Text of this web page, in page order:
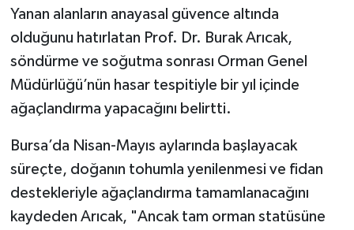
Yanan alanların anayasal güvence altında
olduğunu hatırlatan Prof. Dr. Burak Arıcak,
söndürme ve soğutma sonrası Orman Genel
Müdürlüğü’nün hasar tespitiyle bir yıl içinde
ağaçlandırma yapacağını belirtti.
Bursa’da Nisan-Mayıs aylarında başlayacak
süreçte, doğanın tohumla yenilenmesi ve fidan
destekleriyle ağaçlandırma tamamlanacağını
kaydeden Arıcak, "Ancak tam orman statüsüne